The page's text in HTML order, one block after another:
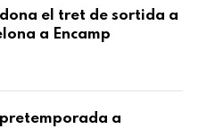
el tret de sortida a
a Encamp
a